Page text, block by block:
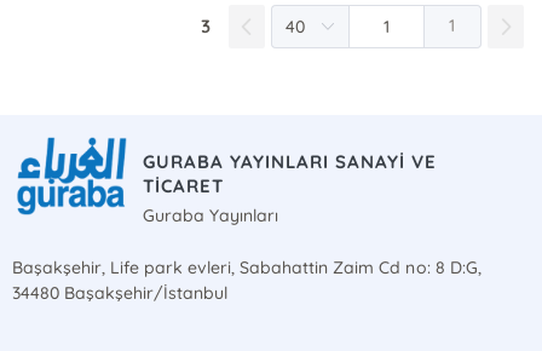
3 1
GURABA YAYINLARI SANAYİ VE
TİCARET
Guraba Yayınları
Başakşehir, Life park evleri, Sabahattin Zaim Cd no: 8 D:G,
34480 Başakşehir/İstanbul